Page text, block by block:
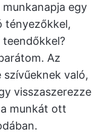
egy
tényezőkkel,
Az
való,
visszaszerezze
munkát ott